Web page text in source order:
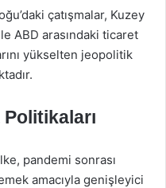
çatışmalar, Kuzey
ABD arasındaki ticaret
yükselten jeopolitik
pandemi sonrası
amacıyla genişleyici